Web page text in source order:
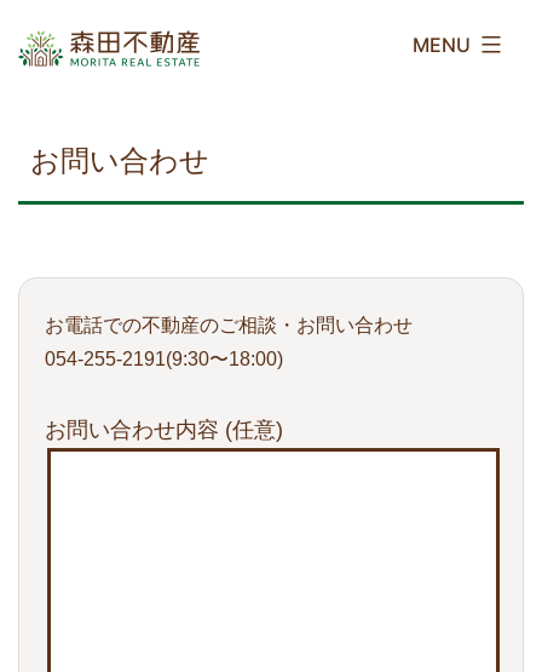
田
産お問い合わせ
お電話での不動産のご相談・お問い合わせ
054-255-2191(9:30〜18:00)
お問い合わせ内容 (任意)